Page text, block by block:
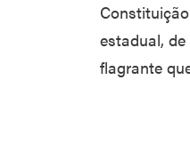
estadual,
flagrante